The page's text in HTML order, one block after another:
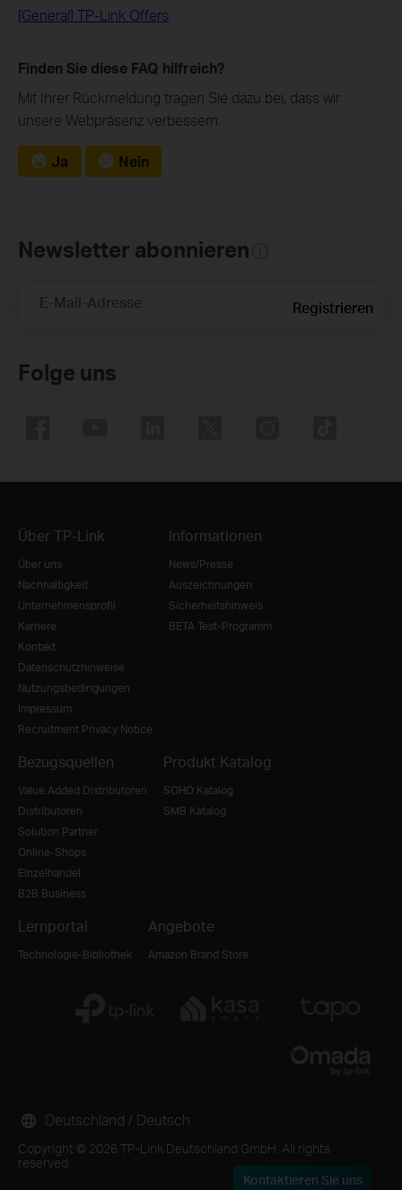
[General] TP-Link Offers
Finden Sie diese FAQ hilfreich?
Mit Ihrer Rückmeldung tragen Sie dazu bei, dass wir
unsere Webpräsenz verbessern.
Ja Nein
Newsletter abonnieren
E-Mail-Adresse Registrieren
Folge uns
Über TP-Link
Über uns
Nachhaltigkeit
Unternehmensprofil
Karriere
Kontakt
Datenschutzhinweise
Nutzungsbedingungen
Impressum
Recruitment Privacy Notice
Informationen
News/Presse
Auszeichnungen
Sicherheitshinweis
BETA Test-Programm
Bezugsquellen
Value Added Distributoren
Distributoren
Solution Partner
Online-Shops
Einzelhandel
B2B Business
Produkt Katalog
SOHO Katalog
SMB Katalog
Lernportal
Technologie-Bibliothek
Angebote
Amazon Brand Store
Copyright © 2026 TP-Link Deutschland GmbH. All rights
reserved.
Deutschland / Deutsch
Kontaktieren Sie uns